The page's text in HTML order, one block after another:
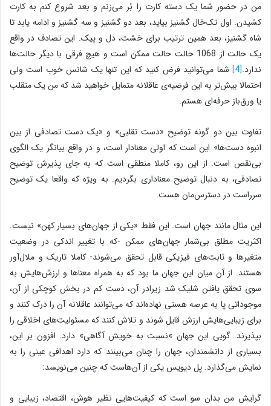
من در حضور شما یک دسته کارت را بُر می‌زنم و بعد شروع کنم به کارت
کشیدن. اول تک‌خال گشنیز بیاید، بعد دو گشنیز و سه گشنیز و ادامه یابد تا
شاه گشنیز، بعد همین ترتیب برای خشت، دل و پیک. این تصادف در واقع
یک حالت از 1068 حالت حالت ممکن است و هیچ فرقی با دیگر حالت‌ها
ندارد.[4]
شما می‌توانید فرض کنید که این تنها یک شانس خوب است ولی
احتمالا بیش‌تر به این فرضیه‌ی عاقلانه متمایل خواهید شد که من یک متقلب
یا ورق‌باز حرفه‌ای هستم.
تفاوت بین دو گونه توضیح «دست تقلبی» و «یک دست تصادفی از بین
انبوه دست‌ها» این است که اولی معنادار است، و در واقع بیانگر یک الگوی
بی‌نقص است. از این رو، کاملا منطقی است که به جای پذیرش توضیح
تصادفی، به دنبال توضیح معناداری بگردیم. به ویژه که واقعا یک توضیح
سرراست در دسترس‌مان هست.
این مثال مانند جهان است. این فقط «یکی از جهان‌های بسیار کهن» نیست.
اکثریت مطلق بی‌شمار جهان‌های ممکن -که با تغییر اندکی در وضعیت
متغیرها و ثابت‌های فیزیکی قابل تحقق می‌شوند- کاملا تاریک و ملال‌آور
هستند. از آن میان این جهان ما بود که به همراه معناها و ارزش‌هایش به
سوی تحقق یافتن شلیک شد زیرادر آن، دست کم در بخش کوچکی از آن،
موجوداتی پا به عرصه هستی نهاده‌اند که می‌توانند عاقلانه آن را درک کنند و
برای زیبایی‌هایش ارزش قایل شوند و تلاش کنند که مسئولیت‌های اخلاقی را
بپذیرند. گویی این جهان »نسبت به خویش آگاهی» دارد. افزون بر این،
بسیاری از دانشمندان، جهان را چنان می‌بینند که دارد اهدافی عینی را به
نمایش می‌گذارد. پل دیویس یکی از آن‌هاست که چنین می‌نویسد:
گرایش من بدان سو است که کیفیت‌هایی نظیر هوش، اقتصاد، زیبایی و